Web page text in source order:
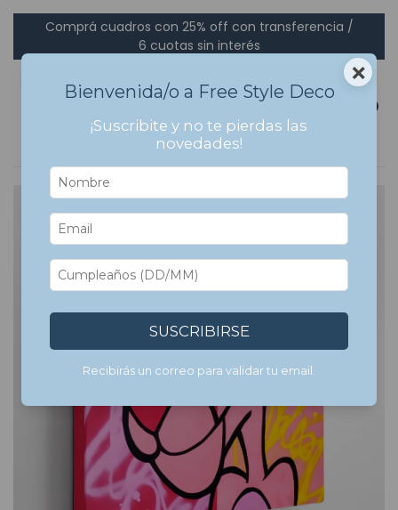
Comprá cuadros con 25% off con transferencia /
6 cuotas sin interés
×
Bienvenida/o a Free Style Deco
¡Suscribite y no te pierdas las
novedades!
SUSCRIBIRSE
Recibirás un correo para validar tu email.